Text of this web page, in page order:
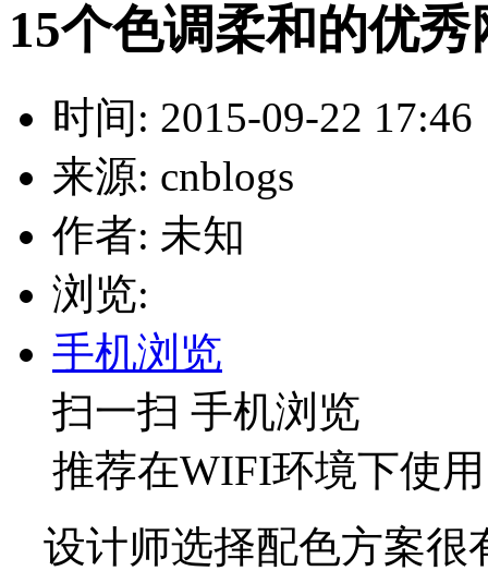
15个色调柔和的优
时间: 2015-09-22 17:46
来源: cnblogs
作者: 未知
浏览:
手机浏览
扫一扫 手机浏览
推荐在WIFI环境下使用
设计师选择配色方案很